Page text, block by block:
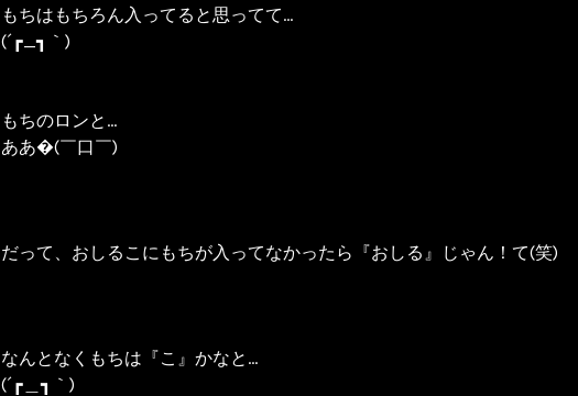
もちはもちろん入ってると思ってて…
(´┏_┓｀)
もちのロンと…
ああ�(￣口￣)
だって、おしるこにもちが入ってなかったら『おしる』じゃん！て(笑)
なんとなくもちは『こ』かなと…
(´┏＿┓｀)